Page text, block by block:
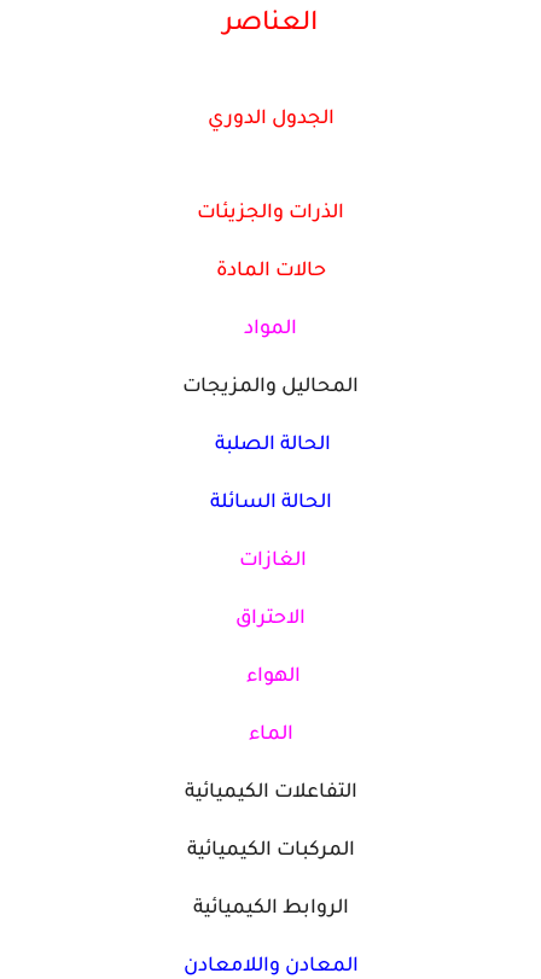
العناصر
الجدول الدوري
الذرات والجزيئات
حالات المادة
المواد
المحاليل والمزيجات
الحالة الصلبة
الحالة السائلة
الغازات
الاحتراق
الهواء
الماء
التفاعلات الكيميائية
المركبات الكيميائية
الروابط الكيميائية
المعادن واللامعادن